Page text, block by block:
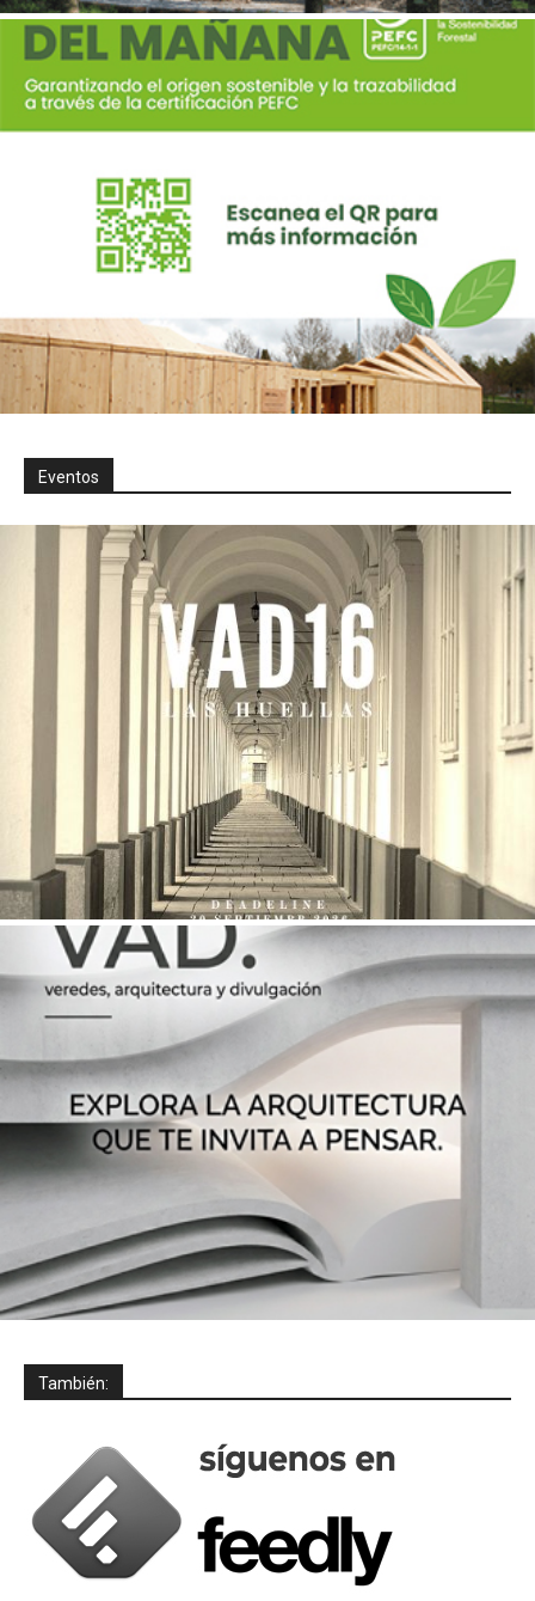
Eventos
También: